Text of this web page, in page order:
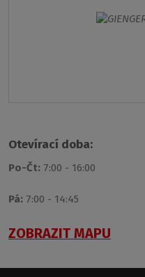
Otevírací doba:
Po-Čt: 7:00 - 16:00
Pá: 7:00 - 14:45
ZOBRAZIT MAPU